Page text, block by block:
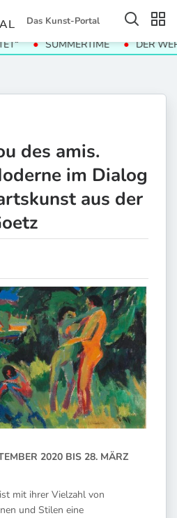
Das Kunst-Portal
SUMMERTIME DER WERT
des amis.
im Dialog
aus der
2020 BIS 28. MÄRZ
mit ihrer Vielzahl von
und Stilen eine